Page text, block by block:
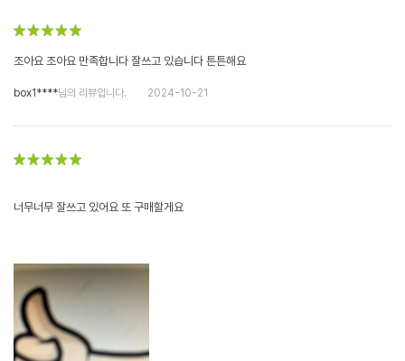
조아요 조아요 만족합니다 잘쓰고 있습니다 튼튼해요
box1****님의 리뷰입니다. 2024-10-21
너무너무 잘쓰고 있어요 또 구매할게요